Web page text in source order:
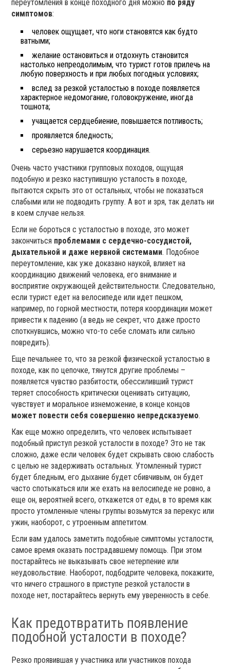
переутомления в конце походного дня можно по ряду
симптомов:
человек ощущает, что ноги становятся как будто
ватными;
желание остановиться и отдохнуть становится
настолько непреодолимым, что турист готов прилечь на
любую поверхность и при любых погодных условиях;
вслед за резкой усталостью в походе появляется
характерное недомогание, головокружение, иногда
тошнота;
учащается сердцебиение, повышается потливость;
проявляется бледность;
серьезно нарушается координация.
Очень часто участники групповых походов, ощущая
подобную и резко наступившую усталость в походе,
пытаются скрыть это от остальных, чтобы не показаться
слабыми или не подводить группу. А вот и зря, так делать ни
в коем случае нельзя.
Если не бороться с усталостью в походе, это может
закончиться проблемами с сердечно-сосудистой,
дыхательной и даже нервной системами. Подобное
переутомление, как уже доказано наукой, влияет на
координацию движений человека, его внимание и
восприятие окружающей действительности. Следовательно,
если турист едет на велосипеде или идет пешком,
например, по горной местности, потеря координации может
привести к падению (а ведь не секрет, что даже просто
споткнувшись, можно что-то себе сломать или сильно
повредить).
Еще печальнее то, что за резкой физической усталостью в
походе, как по цепочке, тянутся другие проблемы –
появляется чувство разбитости, обессиливший турист
теряет способность критически оценивать ситуацию,
чувствует и моральное изнеможение, в конце концов
может повести себя совершенно непредсказуемо.
Как еще можно определить, что человек испытывает
подобный приступ резкой усталости в походе? Это не так
сложно, даже если человек будет скрывать свою слабость
с целью не задерживать остальных. Утомленный турист
будет бледным, его дыхание будет сбивчивым, он будет
часто спотыкаться или же ехать на велосипеде не ровно, а
еще он, вероятней всего, откажется от еды, в то время как
просто утомленные члены группы возьмутся за перекус или
ужин, наоборот, с утроенным аппетитом.
Если вам удалось заметить подобные симптомы усталости,
самое время оказать пострадавшему помощь. При этом
постарайтесь не выказывать свое нетерпение или
неудовольствие. Наоборот, подбодрите человека, покажите,
что ничего страшного в приступе резкой усталости в
походе нет, постарайтесь вернуть ему уверенность в себе.
Как предотвратить появление
подобной усталости в походе?
Резко проявившая у участника или участников похода